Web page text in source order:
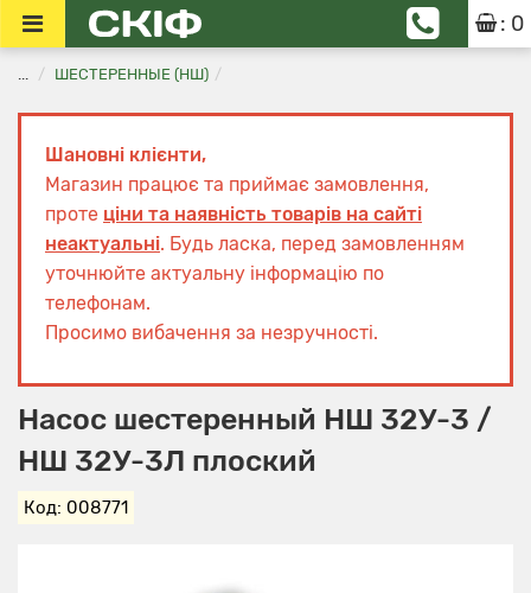
: 0
... ШЕСТЕРЕННЫЕ (НШ)
Шановні клієнти,
Магазин працює та приймає замовлення,
проте ціни та наявність товарів на сайті
неактуальні. Будь ласка, перед замовленням
уточнюйте актуальну інформацію по
телефонам.
Просимо вибачення за незручності.
Насос шестеренный НШ 32У-3 /
НШ 32У-3Л плоский
Код: 008771